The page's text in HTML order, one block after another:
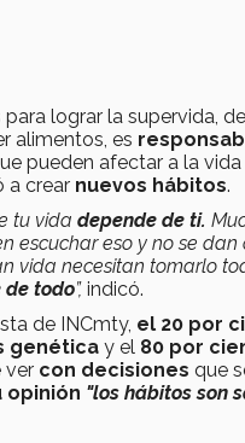
lograr la supervida,
alimentos, es
pueden afectar a la vida
a crear nuevos hábitos.
tu vida depende de ti.
escuchar eso y no se dan
vida necesitan tomarlo
de todo”, indicó.
de INCmty, el 20 por
genética y el 80 por
ver con decisiones que
opinión "los hábitos son